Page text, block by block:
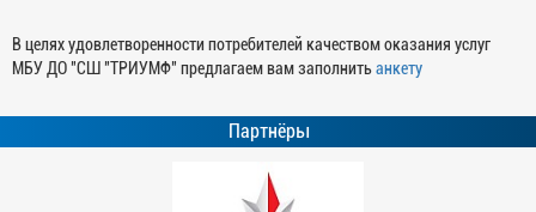
В целях удовлетворенности потребителей качеством оказания услуг
МБУ ДО "СШ "ТРИУМФ" предлагаем вам заполнитьанкету
Партнёры